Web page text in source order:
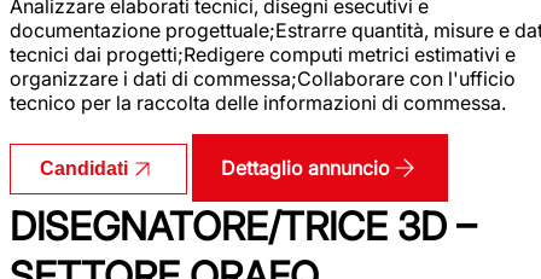
Analizzare elaborati tecnici, disegni esecutivi e
documentazione progettuale;Estrarre quantità, misure e
tecnici dai progetti;Redigere computi metrici estimativi e
organizzare i dati di commessa;Collaborare con l'ufficio
tecnico per la raccolta delle informazioni di commessa.
Candidati Dettaglio annuncio
DISEGNATORE/TRICE 3D –